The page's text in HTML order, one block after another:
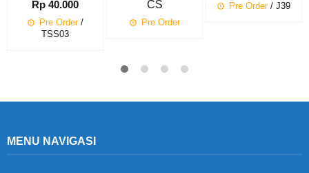
Rp 40.000
Pre Order/
TSS03
CS
Pre Order
Pre Order/ J39
MENU NAVIGASI